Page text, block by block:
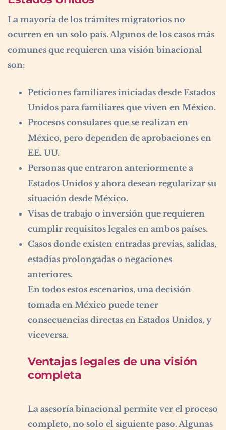
La mayoría de los trámites migratorios no
ocurren en un solo país. Algunos de los casos más
comunes que requieren una visión binacional
son:
Peticiones familiares iniciadas desde Estados
Unidos para familiares que viven en México.
Procesos consulares que se realizan en
México, pero dependen de aprobaciones en
EE. UU.
Personas que entraron anteriormente a
Estados Unidos y ahora desean regularizar su
situación desde México.
Visas de trabajo o inversión que requieren
cumplir requisitos legales en ambos países.
Casos donde existen entradas previas, salidas,
estadías prolongadas o negaciones
anteriores.
En todos estos escenarios, una decisión
tomada en México puede tener
consecuencias directas en Estados Unidos, y
viceversa.
Ventajas legales de una visión
completa
La asesoría binacional permite ver el proceso
completo, no solo el siguiente paso. Algunas